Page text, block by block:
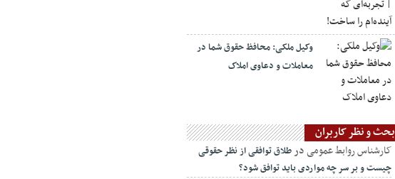
وکیل ملکی: محافظ حقوق شما در
معاملات و دعاوی املاک
بحث و نظر کاربران
کارشناس روابط عمومیدرطلاق توافقی از نظر حقوقی
چیست و بر سر چه مواردی باید توافق شود؟